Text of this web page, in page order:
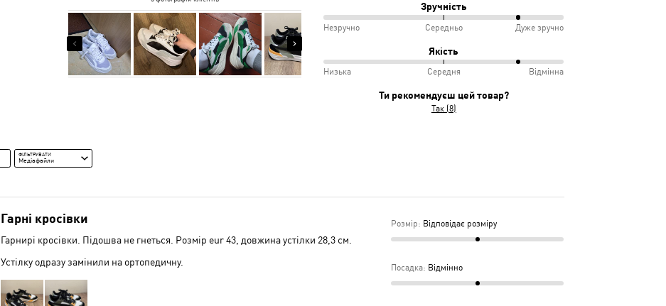
рецензентів
рецензентів
12%
рецензентів
від
0%
рецензентів
від
0%
рецензентів
Відповідає
Вузько
Відмінно
Зручність
82%
Незручно
Незручно Середньо Дуже зручно
Якість
82%
Низька Середня Відмінна
Ти рекомендуєш цей товар?
Так (8)
ФІЛЬТРУВАТИ
Медіафайли
Гарні кросівки
Гарнирі кросівки. Підошва не гнеться. Розмір eur 43, довжина устілки 28,3 см.
Устілку одразу замінили на ортопедичну.
Розмір: Відповідає розміру
Посадка: Відмінно